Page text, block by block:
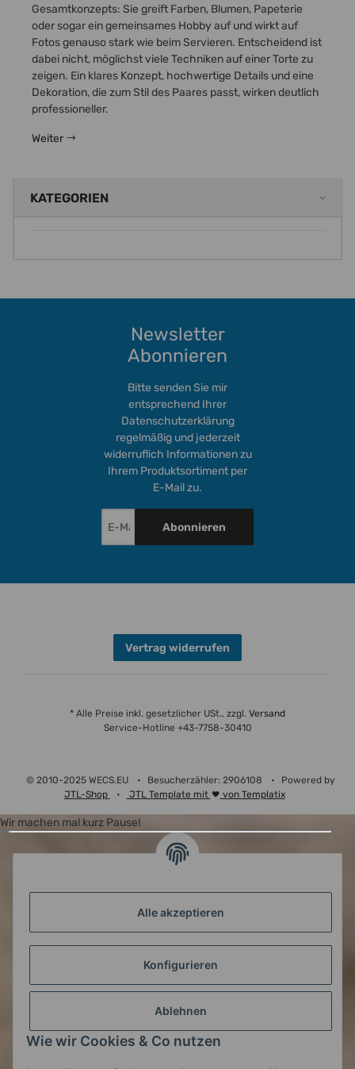
Alle akzeptieren
Konfigurieren
Ablehnen
Wie wir Cookies & Co nutzen
Gesamtkonzepts: Sie greift Farben, Blumen, Papeterie
oder sogar ein gemeinsames Hobby auf und wirkt auf
Fotos genauso stark wie beim Servieren. Entscheidend ist
dabei nicht, möglichst viele Techniken auf einer Torte zu
zeigen. Ein klares Konzept, hochwertige Details und eine
Dekoration, die zum Stil des Paares passt, wirken deutlich
professioneller.
Weiter
KATEGORIEN
Newsletter
Abonnieren
Bitte senden Sie mir
entsprechend Ihrer
Datenschutzerklärung
regelmäßig und jederzeit
widerruflich Informationen zu
Ihrem Produktsortiment per
E-Mail zu.
Abonnieren
Vertrag widerrufen
* Alle Preise inkl. gesetzlicher USt., zzgl. Versand
Service-Hotline +43-7758-30410
© 2010-2025 WECS.EU • Besucherzähler: 2906108 •
Powered by
JTL-Shop
• JTL Template mit von Templatix
Wir machen mal kurz Pause!